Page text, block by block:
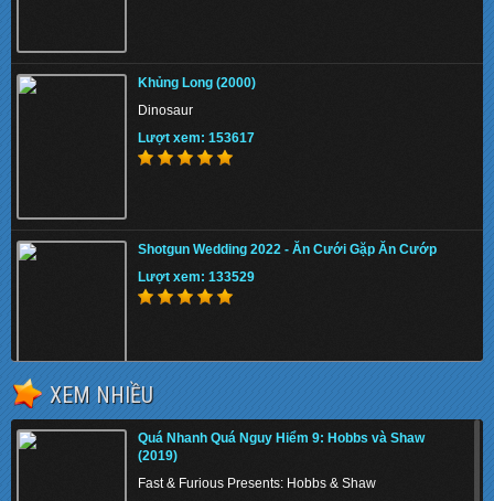
Khủng Long (2000)
Dinosaur
Lượt xem: 153617
Shotgun Wedding 2022 - Ăn Cưới Gặp Ăn Cướp
Lượt xem: 133529
Lượt xem: 140647
XEM NHIỀU
Quá Nhanh Quá Nguy Hiểm 9: Hobbs và Shaw
(2019)
Fast & Furious Presents: Hobbs & Shaw